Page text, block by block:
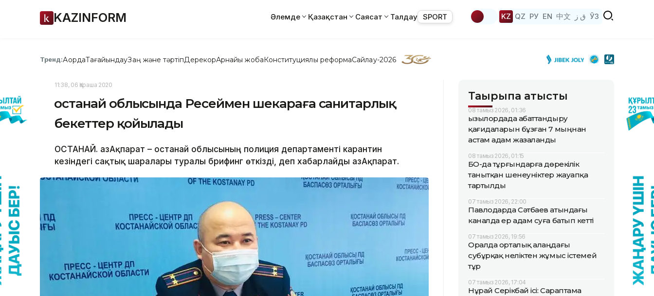
KAZINFORM Әлемде Қазақстан Саясат Талдау SPORT KZ QZ РУ EN 中文 ق ز ЎЗ
Тренд:АқордаТағайындауЗаң және тәртіпДерекқорАрнайы жобаКонституциялық реформаСайлау-2026
11:38, 06 Қараша 2020
Қостанай облысында Ресеймен шекараға санитарлық
бекеттер қойылады
ҚОСТАНАЙ. ҚазАқпарат – Қостанай облысының полиция департаменті карантин
кезіндегі сақтық шаралары туралы брифинг өткізді, деп хабарлайды ҚазАқпарат.
Тақырыпқа қатысты
08 тамыз 2026, 01:36
Қызылордада абаттандыру
қағидаларын бұзған 7 мыңнан
астам адам жазаланды
08 тамыз 2026, 01:15
БҚО-да тұрғындарға дөрекілік
танытқан шенеуніктер жауапқа
тартылды
07 тамыз 2026, 22:00
Павлодарда Сәтбаев атындағы
каналда ер адам суға батып кетті
07 тамыз 2026, 19:56
Оралда орталық алаңдағы
субұрқақ неліктен жұмыс істемей
тұр
07 тамыз 2026, 17:04
Нұрай Серікбай ісі: Сараптама